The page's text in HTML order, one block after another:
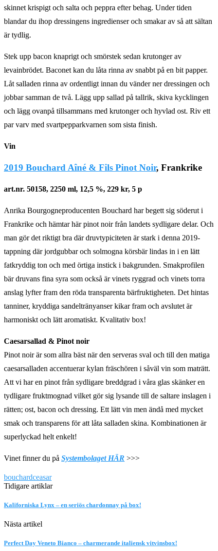
skinnet krispigt och salta och peppra efter behag. Under tiden
blandar du ihop dressingens ingredienser och smakar av så att sältan
är tydlig.
Stek upp bacon knaprigt och smörstek sedan krutonger av
levainbrödet. Baconet kan du låta rinna av snabbt på en bit papper.
Låt salladen rinna av ordentligt innan du vänder ner dressingen och
jobbar samman de två. Lägg upp sallad på tallrik, skiva kycklingen
och lägg ovanpå tillsammans med krutonger och hyvlad ost. Riv ett
par varv med svartpepparkvarnen som sista finish.
Vin
2019 Bouchard Aîné & Fils Pinot Noir, Frankrike
art.nr. 50158, 2250 ml, 12,5 %, 229 kr, 5 p
Anrika Bourgogneproducenten Bouchard har begett sig söderut i
Frankrike och hämtar här pinot noir från landets sydligare delar. Och
man gör det riktigt bra där druvtypiciteten är stark i denna 2019-
tappning där jordgubbar och solmogna körsbär lindas in i en lätt
fatkryddig ton och med örtiga instick i bakgrunden. Smakprofilen
bär druvans fina syra som också är vinets ryggrad och vinets torra
anslag lyfter fram den röda transparenta bärfruktigheten. Det hintas
tanniner, kryddiga sandeltränyanser kikar fram och avslutet är
harmoniskt och lätt aromatiskt. Kvalitativ box!
Caesarsallad & Pinot noir
Pinot noir är som allra bäst när den serveras sval och till den matiga
caesarsalladen accentuerar kylan fräschören i såväl vin som maträtt.
Att vi har en pinot från sydligare breddgrad i våra glas skänker en
tydligare fruktmognad vilket gör sig lysande till de saltare inslagen i
rätten; ost, bacon och dressing. Ett lätt vin men ändå med mycket
smak och transparens för att låta salladen skina. Kombinationen är
superlyckad helt enkelt!
Vinet finner du på Systembolaget HÄR >>>
bouchardceasar
Tidigare artiklar
Kaliforniska Lynx – en seriös chardonnay på box!
Nästa artikel
Perfect Day Veneto Bianco – charmerande italiensk vitvinsbox!